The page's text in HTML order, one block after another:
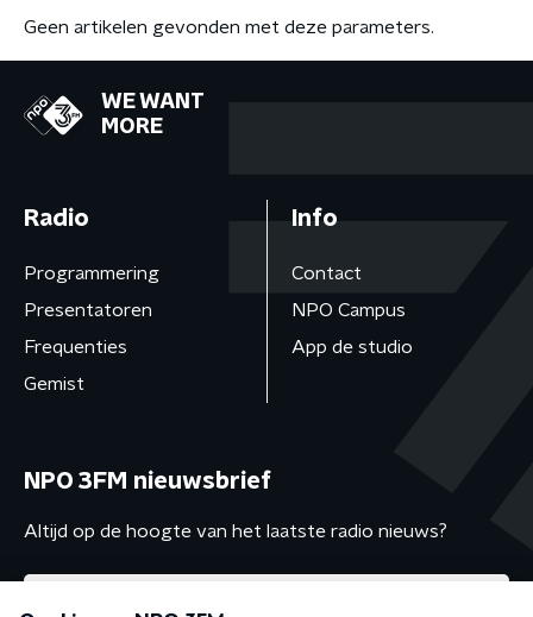
Geen artikelen gevonden met deze parameters.
WE WANT
MORE
Radio
Programmering
Presentatoren
Frequenties
Gemist
Info
Contact
NPO Campus
App de studio
NPO 3FM nieuwsbrief
Altijd op de hoogte van het laatste radio nieuws?